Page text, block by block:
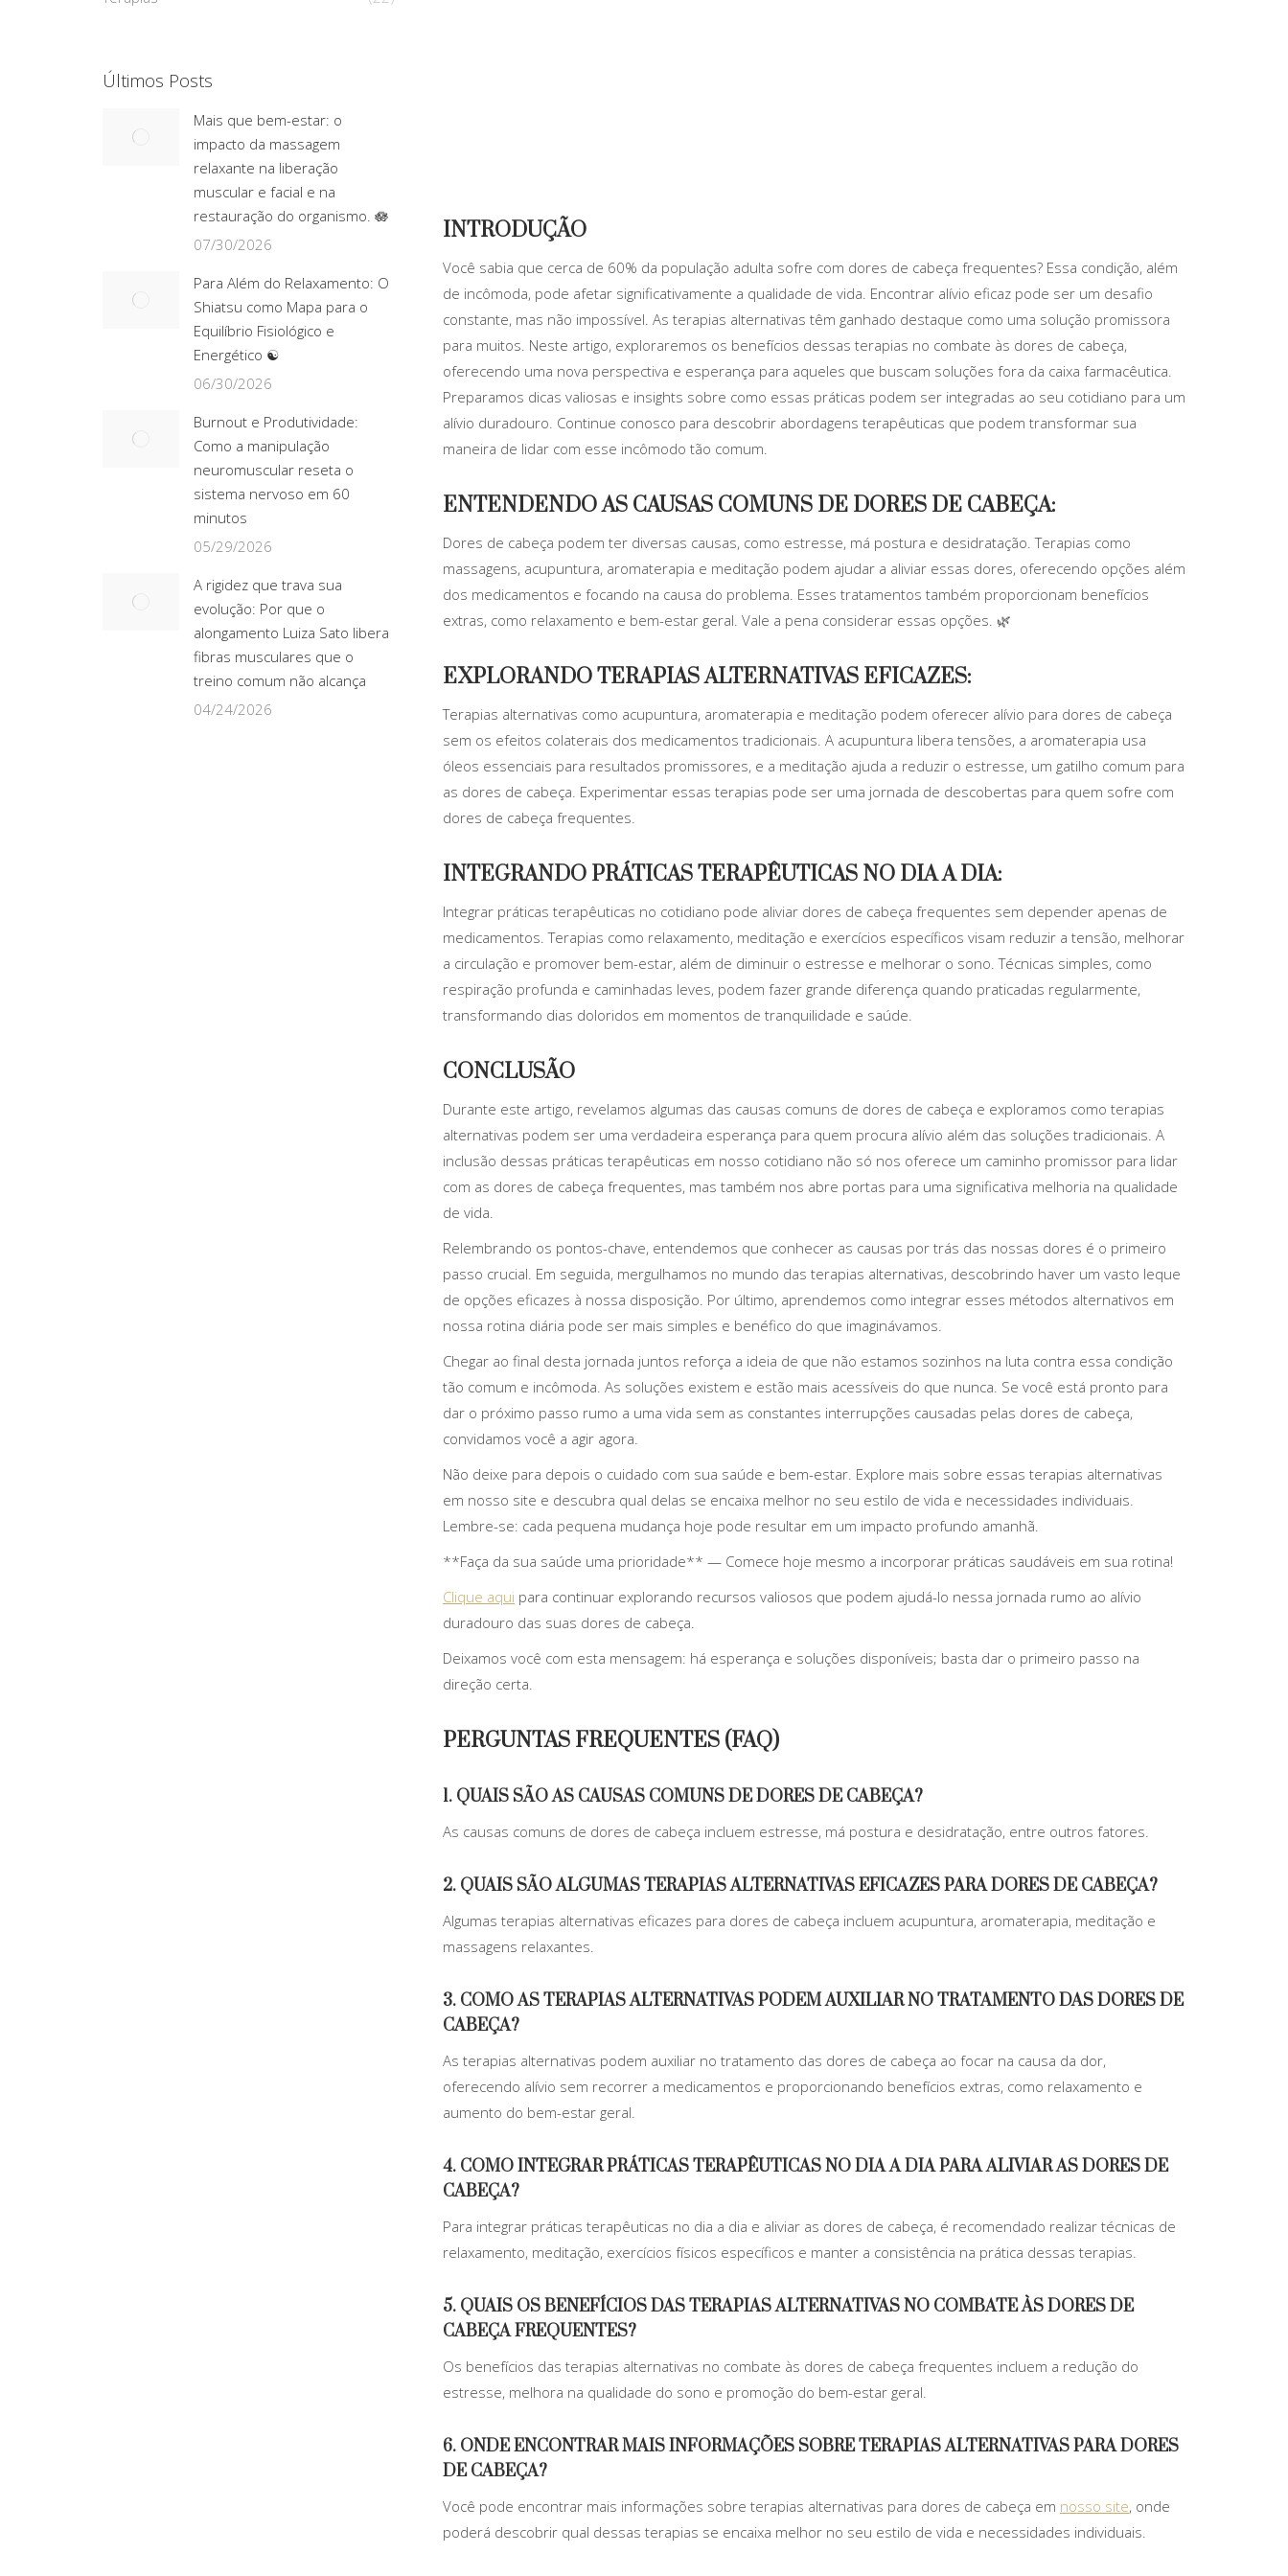
INTRODUÇÃO
Você sabia que cerca de 60% da população adulta sofre com dores de cabeça frequentes? Essa condição, além
de incômoda, pode afetar significativamente a qualidade de vida. Encontrar alívio eficaz pode ser um desafio
constante, mas não impossível. As terapias alternativas têm ganhado destaque como uma solução promissora
para muitos. Neste artigo, exploraremos os benefícios dessas terapias no combate às dores de cabeça,
oferecendo uma nova perspectiva e esperança para aqueles que buscam soluções fora da caixa farmacêutica.
Preparamos dicas valiosas e insights sobre como essas práticas podem ser integradas ao seu cotidiano para um
alívio duradouro. Continue conosco para descobrir abordagens terapêuticas que podem transformar sua
maneira de lidar com esse incômodo tão comum.
ENTENDENDO AS CAUSAS COMUNS DE DORES DE CABEÇA:
Dores de cabeça podem ter diversas causas, como estresse, má postura e desidratação. Terapias como
massagens, acupuntura, aromaterapia e meditação podem ajudar a aliviar essas dores, oferecendo opções além
dos medicamentos e focando na causa do problema. Esses tratamentos também proporcionam benefícios
extras, como relaxamento e bem-estar geral. Vale a pena considerar essas opções. 🌿
EXPLORANDO TERAPIAS ALTERNATIVAS EFICAZES:
Terapias alternativas como acupuntura, aromaterapia e meditação podem oferecer alívio para dores de cabeça
sem os efeitos colaterais dos medicamentos tradicionais. A acupuntura libera tensões, a aromaterapia usa
óleos essenciais para resultados promissores, e a meditação ajuda a reduzir o estresse, um gatilho comum para
as dores de cabeça. Experimentar essas terapias pode ser uma jornada de descobertas para quem sofre com
dores de cabeça frequentes.
INTEGRANDO PRÁTICAS TERAPÊUTICAS NO DIA A DIA:
Integrar práticas terapêuticas no cotidiano pode aliviar dores de cabeça frequentes sem depender apenas de
medicamentos. Terapias como relaxamento, meditação e exercícios específicos visam reduzir a tensão, melhorar
a circulação e promover bem-estar, além de diminuir o estresse e melhorar o sono. Técnicas simples, como
respiração profunda e caminhadas leves, podem fazer grande diferença quando praticadas regularmente,
transformando dias doloridos em momentos de tranquilidade e saúde.
CONCLUSÃO
Durante este artigo, revelamos algumas das causas comuns de dores de cabeça e exploramos como terapias
alternativas podem ser uma verdadeira esperança para quem procura alívio além das soluções tradicionais. A
inclusão dessas práticas terapêuticas em nosso cotidiano não só nos oferece um caminho promissor para lidar
com as dores de cabeça frequentes, mas também nos abre portas para uma significativa melhoria na qualidade
de vida.
Relembrando os pontos-chave, entendemos que conhecer as causas por trás das nossas dores é o primeiro
passo crucial. Em seguida, mergulhamos no mundo das terapias alternativas, descobrindo haver um vasto leque
de opções eficazes à nossa disposição. Por último, aprendemos como integrar esses métodos alternativos em
nossa rotina diária pode ser mais simples e benéfico do que imaginávamos.
Chegar ao final desta jornada juntos reforça a ideia de que não estamos sozinhos na luta contra essa condição
tão comum e incômoda. As soluções existem e estão mais acessíveis do que nunca. Se você está pronto para
dar o próximo passo rumo a uma vida sem as constantes interrupções causadas pelas dores de cabeça,
convidamos você a agir agora.
Não deixe para depois o cuidado com sua saúde e bem-estar. Explore mais sobre essas terapias alternativas
em nosso site e descubra qual delas se encaixa melhor no seu estilo de vida e necessidades individuais.
Lembre-se: cada pequena mudança hoje pode resultar em um impacto profundo amanhã.
**Faça da sua saúde uma prioridade** — Comece hoje mesmo a incorporar práticas saudáveis em sua rotina!
Clique aqui para continuar explorando recursos valiosos que podem ajudá-lo nessa jornada rumo ao alívio
duradouro das suas dores de cabeça.
Deixamos você com esta mensagem: há esperança e soluções disponíveis; basta dar o primeiro passo na
direção certa.
PERGUNTAS FREQUENTES (FAQ)
1. QUAIS SÃO AS CAUSAS COMUNS DE DORES DE CABEÇA?
As causas comuns de dores de cabeça incluem estresse, má postura e desidratação, entre outros fatores.
2. QUAIS SÃO ALGUMAS TERAPIAS ALTERNATIVAS EFICAZES PARA DORES DE CABEÇA?
Algumas terapias alternativas eficazes para dores de cabeça incluem acupuntura, aromaterapia, meditação e
massagens relaxantes.
3. COMO AS TERAPIAS ALTERNATIVAS PODEM AUXILIAR NO TRATAMENTO DAS DORES DE
CABEÇA?
As terapias alternativas podem auxiliar no tratamento das dores de cabeça ao focar na causa da dor,
oferecendo alívio sem recorrer a medicamentos e proporcionando benefícios extras, como relaxamento e
aumento do bem-estar geral.
4. COMO INTEGRAR PRÁTICAS TERAPÊUTICAS NO DIA A DIA PARA ALIVIAR AS DORES DE
CABEÇA?
Para integrar práticas terapêuticas no dia a dia e aliviar as dores de cabeça, é recomendado realizar técnicas de
relaxamento, meditação, exercícios físicos específicos e manter a consistência na prática dessas terapias.
5. QUAIS OS BENEFÍCIOS DAS TERAPIAS ALTERNATIVAS NO COMBATE ÀS DORES DE
CABEÇA FREQUENTES?
Os benefícios das terapias alternativas no combate às dores de cabeça frequentes incluem a redução do
estresse, melhora na qualidade do sono e promoção do bem-estar geral.
6. ONDE ENCONTRAR MAIS INFORMAÇÕES SOBRE TERAPIAS ALTERNATIVAS PARA DORES
DE CABEÇA?
Você pode encontrar mais informações sobre terapias alternativas para dores de cabeça em nosso site, onde
poderá descobrir qual dessas terapias se encaixa melhor no seu estilo de vida e necessidades individuais.
Últimos Posts
Mais que bem-estar: o
impacto da massagem
relaxante na liberação
muscular e facial e na
restauração do organismo. 🪷
07/30/2026
Para Além do Relaxamento: O
Shiatsu como Mapa para o
Equilíbrio Fisiológico e
Energético ☯️
06/30/2026
Burnout e Produtividade:
Como a manipulação
neuromuscular reseta o
sistema nervoso em 60
minutos
05/29/2026
A rigidez que trava sua
evolução: Por que o
alongamento Luiza Sato libera
fibras musculares que o
treino comum não alcança
04/24/2026